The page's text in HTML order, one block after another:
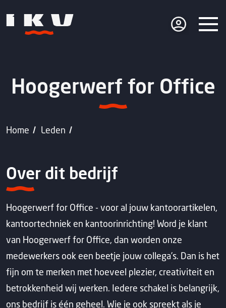
Hoogerwerf for Office
Home Leden
Over dit bedrijf
Hoogerwerf for Office - voor al jouw kantoorartikelen,
kantoortechniek en kantoorinrichting! Word je klant
van Hoogerwerf for Office, dan worden onze
medewerkers ook een beetje jouw collega’s. Dan is het
fijn om te merken met hoeveel plezier, creativiteit en
betrokkenheid wij werken. Iedere schakel is belangrijk,
ons bedrijf is één geheel. Wie je ook spreekt als je